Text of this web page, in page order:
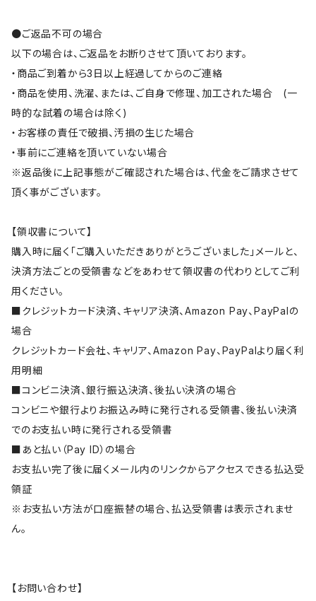
●ご返品不可の場合
以下の場合は、ご返品をお断りさせて頂いております。
・商品ご到着から3日以上経過してからのご連絡
・商品を使用、洗濯、または、ご自身で修理、加工された場合 (一
時的な試着の場合は除く)
・お客様の責任で破損、汚損の生じた場合
・事前にご連絡を頂いていない場合
※返品後に上記事態がご確認された場合は、代金をご請求させて
頂く事がございます。
【領収書について】
購入時に届く「ご購入いただきありがとうございました」メールと、
決済方法ごとの受領書などをあわせて領収書の代わりとしてご利
用ください。
■クレジットカード決済、キャリア決済、Amazon Pay、PayPalの
場合
クレジットカード会社、キャリア、Amazon Pay、PayPalより届く利
用明細
■コンビニ決済、銀行振込決済、後払い決済の場合
コンビニや銀行よりお振込み時に発行される受領書、後払い決済
でのお支払い時に発行される受領書
■あと払い（Pay ID）の場合
お支払い完了後に届くメール内のリンクからアクセスできる払込受
領証
※お支払い方法が口座振替の場合、払込受領書は表示されませ
ん。
【お問い合わせ】